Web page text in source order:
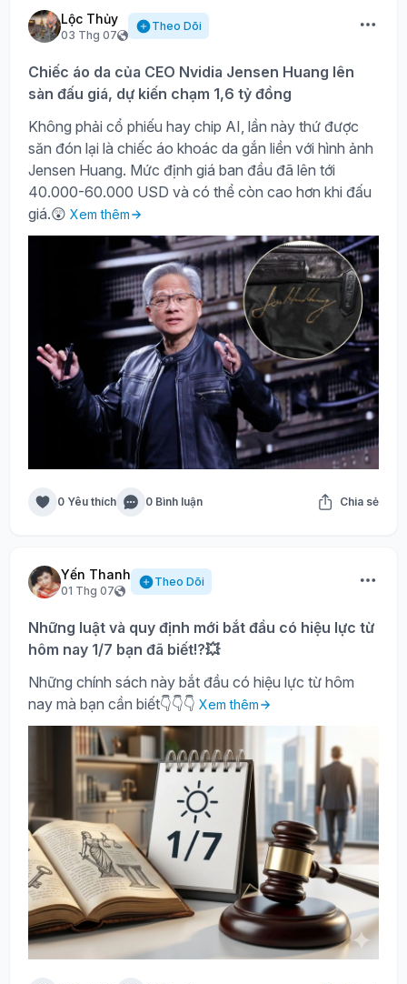
Lộc Thủy
03 Thg 07
Theo Dõi
Chiếc áo da của CEO Nvidia Jensen Huang lên
sàn đấu giá, dự kiến chạm 1,6 tỷ đồng
Không phải cổ phiếu hay chip AI, lần này thứ được
săn đón lại là chiếc áo khoác da gắn liền với hình ảnh
Jensen Huang. Mức định giá ban đầu đã lên tới
40.000-60.000 USD và có thể còn cao hơn khi đấu
giá.😲 Xem thêm
0 Yêu thích 0 Bình luận Chia sẻ
Yến Thanh
01 Thg 07
Theo Dõi
Những luật và quy định mới bắt đầu có hiệu lực từ
hôm nay 1/7 bạn đã biết!?💥
Những chính sách này bắt đầu có hiệu lực từ hôm
nay mà bạn cần biết👇👇👇 Xem thêm